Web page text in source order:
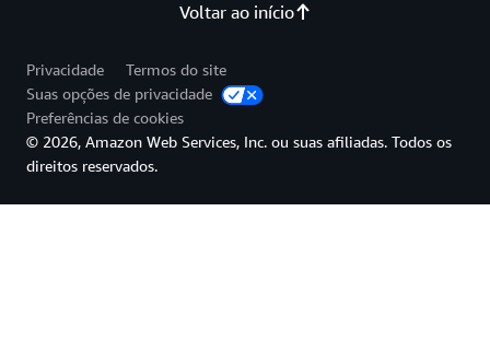
Voltar ao início
Privacidade
Termos do site
Suas opções de privacidade
Preferências de cookies
© 2026, Amazon Web Services, Inc. ou suas afiliadas. Todos os
direitos reservados.